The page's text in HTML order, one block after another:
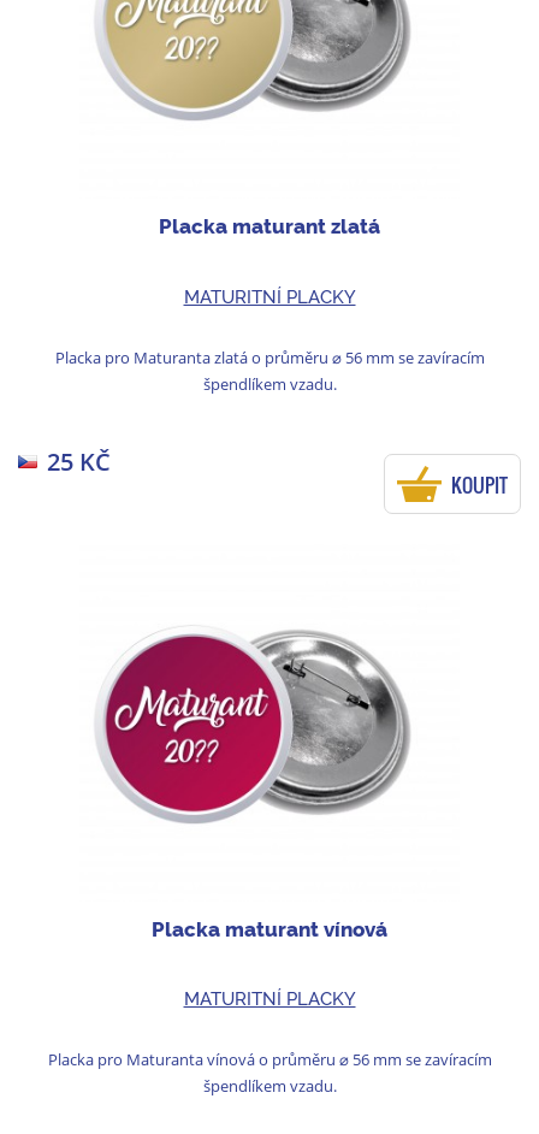
Placka maturant zlatá
MATURITNÍ PLACKY
Placka pro Maturanta zlatá o průměru ⌀ 56 mm se zavíracím
špendlíkem vzadu.
25 KČ
KOUPIT
Placka maturant vínová
MATURITNÍ PLACKY
Placka pro Maturanta vínová o průměru ⌀ 56 mm se zavíracím
špendlíkem vzadu.